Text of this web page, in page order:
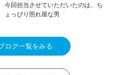
今回担当させていただいたのは、ち
ょっぴり照れ屋な男
ログ一覧をみる